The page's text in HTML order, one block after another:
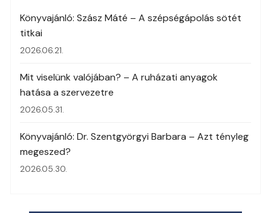
Könyvajánló: Szász Máté – A szépségápolás sötét
titkai
2026.06.21.
Mit viselünk valójában? – A ruházati anyagok
hatása a szervezetre
2026.05.31.
Könyvajánló: Dr. Szentgyörgyi Barbara – Azt tényleg
megeszed?
2026.05.30.